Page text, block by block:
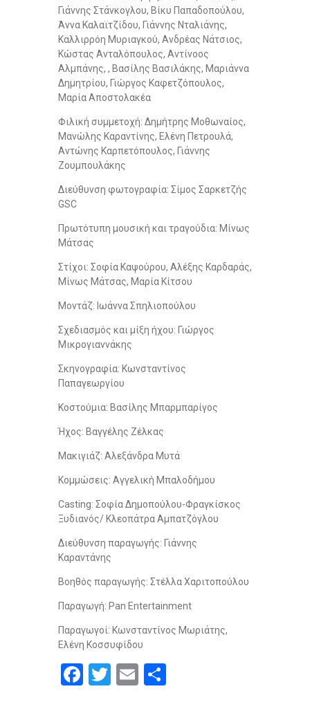
Γιάννης Στάνκογλου, Βίκυ Παπαδοπούλου,
Άννα Καλαϊτζίδου, Γιάννης Νταλιάνης,
Καλλιρρόη Μυριαγκού, Ανδρέας Νάτσιος,
Κώστας Ανταλόπουλος, Αντίνοος
Αλμπάνης, , Βασίλης Βασιλάκης, Μαριάννα
Δημητρίου, Γιώργος Καφετζόπουλος,
Μαρία Αποστολακέα
Φιλική συμμετοχή: Δημήτρης Μοθωναίος,
Mανώλης Καραντίνης, Ελένη Πετρουλά,
Αντώνης Καρπετόπουλος, Γιάννης
Ζουμπουλάκης
Διεύθυνση φωτογραφία: Σίμος Σαρκετζής
GSC
Πρωτότυπη μουσική και τραγούδια: Μίνως
Μάτσας
Στίχοι: Σοφία Καψούρου, Αλέξης Καρδαράς,
Μίνως Μάτσας, Μαρία Κίτσου
Μοντάζ: Ιωάννα Σπηλιοπούλου
Σχεδιασμός και μίξη ήχου: Γιώργος
Μικρογιαννάκης
Σκηνογραφία: Κωνσταντίνος
Παπαγεωργίου
Κοστούμια: Βασίλης Μπαρμπαρίγος
Ήχος: Βαγγέλης Ζέλκας
Μακιγιάζ: Αλεξάνδρα Μυτά
Κομμώσεις: Αγγελική Μπαλοδήμου
Casting: Σοφία Δημοπούλου-Φραγκίσκος
Ξυδιανός/ Κλεοπάτρα Αμπατζόγλου
Διεύθυνση παραγωγής: Γιάννης
Καραντάνης
Βοηθός παραγωγής: Στέλλα Χαριτοπούλου
Παραγωγή: Pan Entertainment
Παραγωγοί: Kωνσταντίνος Μωριάτης,
Ελένη Κοσσυφίδου
F
T
E